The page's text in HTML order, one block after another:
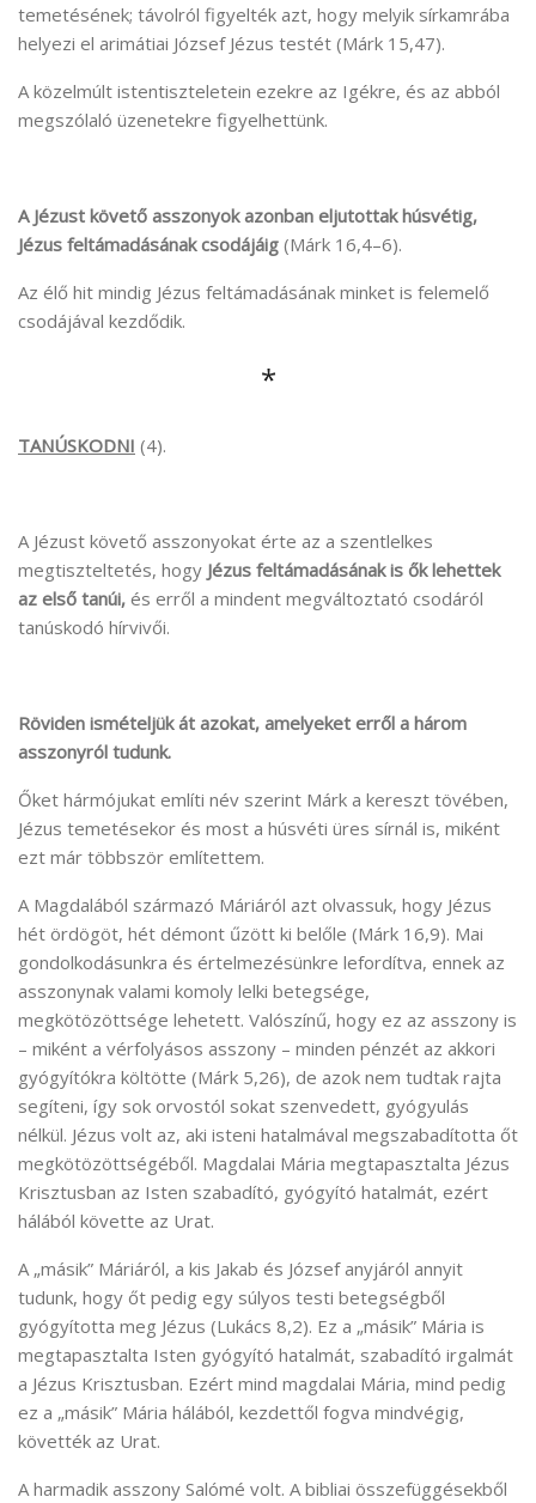
temetésének; távolról figyelték azt, hogy melyik sírkamrába
helyezi el arimátiai József Jézus testét (Márk 15,47).
A közelmúlt istentiszteletein ezekre az Igékre, és az abból
megszólaló üzenetekre figyelhettünk.
A Jézust követő asszonyok azonban eljutottak húsvétig,
Jézus feltámadásának csodájáig (Márk 16,4–6).
Az élő hit mindig Jézus feltámadásának minket is felemelő
csodájával kezdődik.
*
TANÚSKODNI (4).
A Jézust követő asszonyokat érte az a szentlelkes
megtiszteltetés, hogy Jézus feltámadásának is ők lehettek
az első tanúi, és erről a mindent megváltoztató csodáról
tanúskodó hírvivői.
Röviden ismételjük át azokat, amelyeket erről a három
asszonyról tudunk.
Őket hármójukat említi név szerint Márk a kereszt tövében,
Jézus temetésekor és most a húsvéti üres sírnál is, miként
ezt már többször említettem.
A Magdalából származó Máriáról azt olvassuk, hogy Jézus
hét ördögöt, hét démont űzött ki belőle (Márk 16,9). Mai
gondolkodásunkra és értelmezésünkre lefordítva, ennek az
asszonynak valami komoly lelki betegsége,
megkötözöttsége lehetett. Valószínű, hogy ez az asszony is
– miként a vérfolyásos asszony – minden pénzét az akkori
gyógyítókra költötte (Márk 5,26), de azok nem tudtak rajta
segíteni, így sok orvostól sokat szenvedett, gyógyulás
nélkül. Jézus volt az, aki isteni hatalmával megszabadította őt
megkötözöttségéből. Magdalai Mária megtapasztalta Jézus
Krisztusban az Isten szabadító, gyógyító hatalmát, ezért
hálából követte az Urat.
A „másik” Máriáról, a kis Jakab és József anyjáról annyit
tudunk, hogy őt pedig egy súlyos testi betegségből
gyógyította meg Jézus (Lukács 8,2). Ez a „másik” Mária is
megtapasztalta Isten gyógyító hatalmát, szabadító irgalmát
a Jézus Krisztusban. Ezért mind magdalai Mária, mind pedig
ez a „másik” Mária hálából, kezdettől fogva mindvégig,
követték az Urat.
A harmadik asszony Salómé volt. A bibliai összefüggésekből